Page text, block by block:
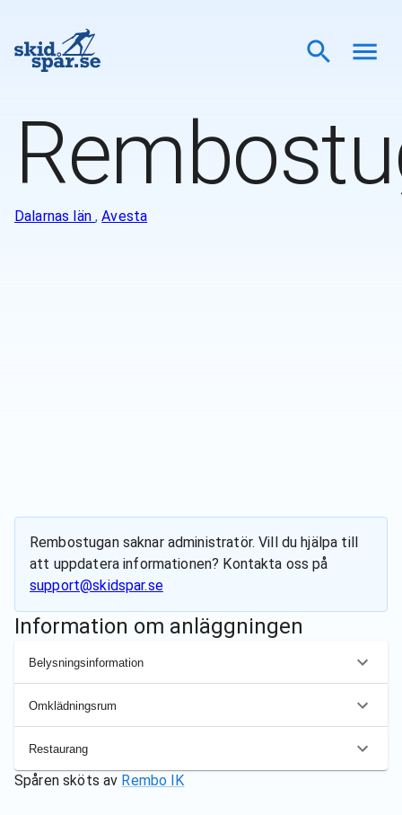
Dalarnas län ,Avesta
Rembostugansaknar administratör. Vill du hjälpa till
att uppdatera informationen? Kontakta oss på
support@skidspar.se
Information om anläggningen
Belysningsinformation
Omklädningsrum
Restaurang
Spåren sköts av Rembo IK